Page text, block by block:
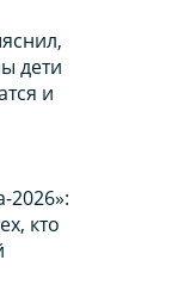
дети
и
2026»:
кто